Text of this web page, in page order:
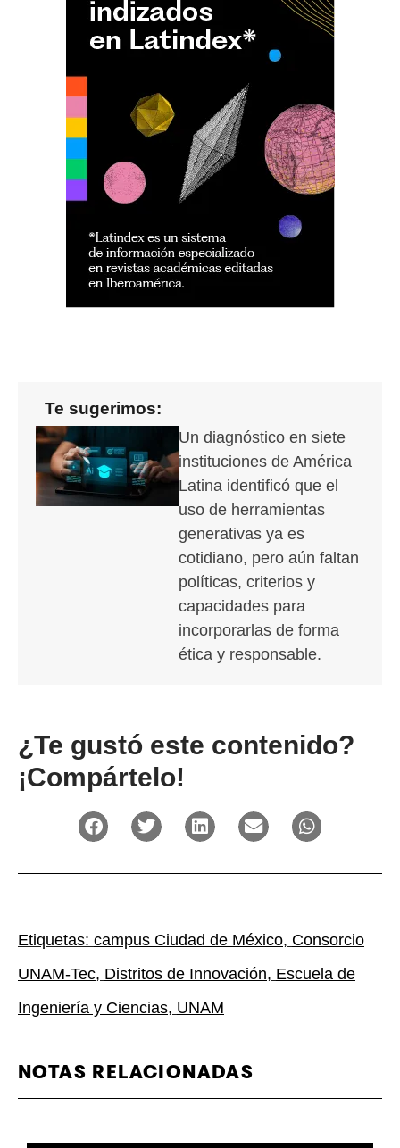
Te sugerimos:
Un diagnóstico en siete
instituciones de América
Latina identificó que el
uso de herramientas
generativas ya es
cotidiano, pero aún faltan
políticas, criterios y
capacidades para
incorporarlas de forma
ética y responsable.
¿Te gustó este contenido?
¡Compártelo!
Etiquetas: campus Ciudad de México, Consorcio
UNAM-Tec, Distritos de Innovación, Escuela de
Ingeniería y Ciencias, UNAM
NOTAS RELACIONADAS